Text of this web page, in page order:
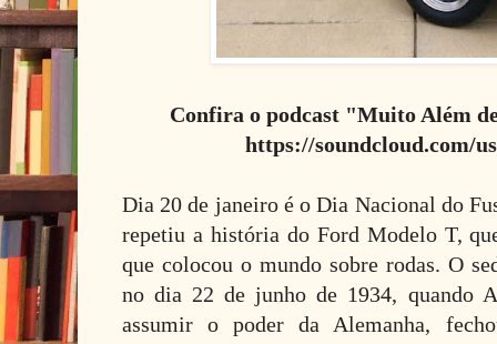
Confira o podcast "Muito Além
https://soundcloud.com/
Dia 20 de janeiro é o Dia Nacional do
repetiu a história do Ford Modelo T,
que colocou o mundo sobre rodas. O
no dia 22 de junho de 1934, quando
assumir o poder da Alemanha,